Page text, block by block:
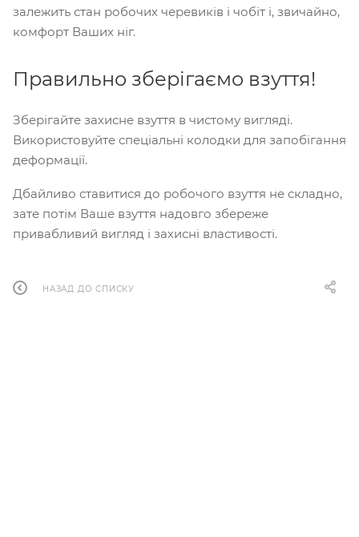
залежить стан робочих черевиків і чобіт і, звичайно,
комфорт Ваших ніг.
Правильно зберігаємо взуття!
Зберігайте захисне взуття в чистому вигляді.
Використовуйте спеціальні колодки для запобігання
деформації.
Дбайливо ставитися до робочого взуття не складно,
зате потім Ваше взуття надовго збереже
привабливий вигляд і захисні властивості.
НАЗАД ДО СПИСКУ